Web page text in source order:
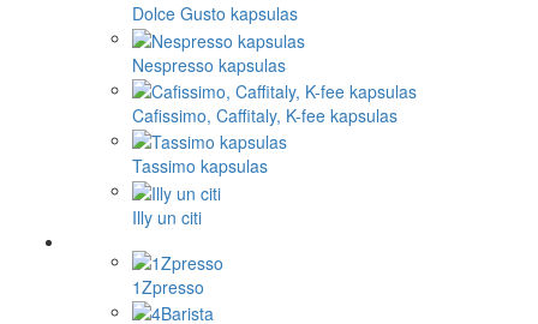
Dolce Gusto kapsulas
Nespresso kapsulas
Cafissimo, Caffitaly, K-fee kapsulas
Tassimo kapsulas
Illy un citi
1Zpresso